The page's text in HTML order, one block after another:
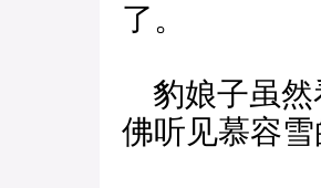
了。
豹娘子虽然
佛听见慕容雪